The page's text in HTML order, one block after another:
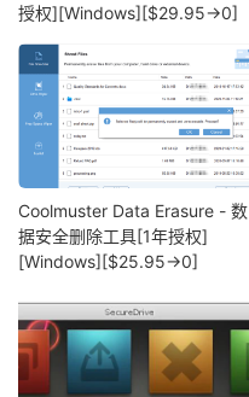
授权][Windows][$29.95→0]
Coolmuster Data Erasure - 数
据安全删除工具[1年授权]
[Windows][$25.95→0]